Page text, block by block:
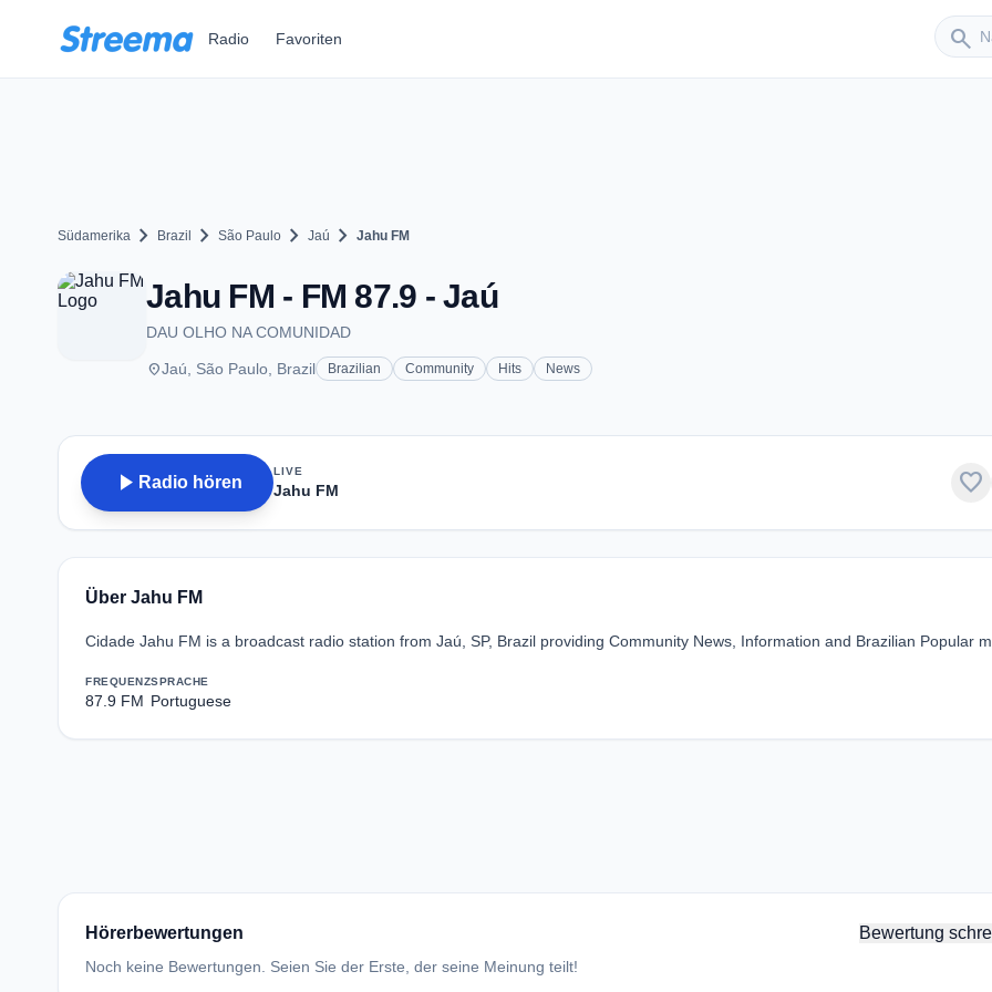
Radio Favoriten search
Sender
Südamerika chevron_right Brazil chevron_right São Paulo chevron_right Jaú chevron_right Jahu FM
Jahu FM - FM 87.9 - Jaú
DAU OLHO NA COMUNIDAD
placeJaú, São Paulo, Brazil Brazilian Community Hits News
play_arrow Radio hören
LIVE
Jahu FM favorite
Über Jahu FM
Cidade Jahu FM is a broadcast radio station from Jaú, SP, Brazil providing Community News, Information and Brazilian Popular
FREQUENZ
87.9 FM
SPRACHE
Portuguese
Hörerbewertungen Bewertung
Noch keine Bewertungen. Seien Sie der Erste, der seine Meinung teilt!